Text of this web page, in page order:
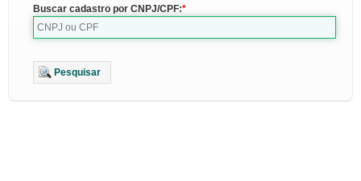
Buscar cadastro por CNPJ/CPF:
Pesquisar